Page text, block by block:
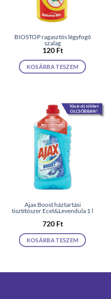
BIOSTOP ragasztós légyfogó
szalag
120 Ft
KOSÁRBA TESZEM
Vásárolj többet
OLCSÓBBAN!
Ajax Boost háztartási
tisztítószer Ecet&Levendula 1 l
720 Ft
KOSÁRBA TESZEM